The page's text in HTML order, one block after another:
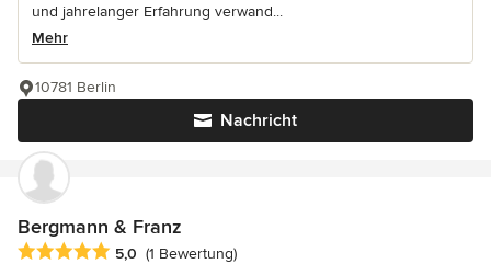
und jahrelanger Erfahrung verwand...
Mehr
Nachricht
10781 Berlin
Bergmann & Franz
Durchschnittliche Bewertung: 5 von 5 Sternen
5,0 (1 Bewertung)